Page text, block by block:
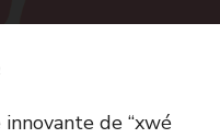
de “xwé